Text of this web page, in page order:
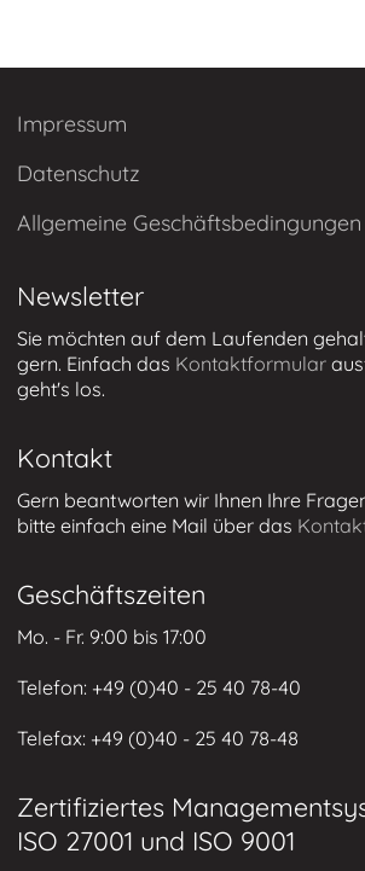
Impressum
Datenschutz
Allgemeine Geschäftsbedingungen
Newsletter
Sie möchten auf dem Laufenden
gern. Einfach das Kontaktformular
geht's los.
Kontakt
Gern beantworten wir Ihnen Ihre
bitte einfach eine Mail über das
Geschäftszeiten
Mo. - Fr. 9:00 bis 17:00
Telefon: +49 (0)40 - 25 40 78-40
Telefax: +49 (0)40 - 25 40 78-48
Zertifiziertes
ISO 27001 und ISO 9001